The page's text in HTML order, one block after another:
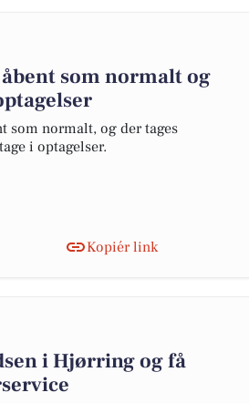
som normalt og
som normalt, og der tages
i optagelser.
Kopiér link
i Hjørring og få